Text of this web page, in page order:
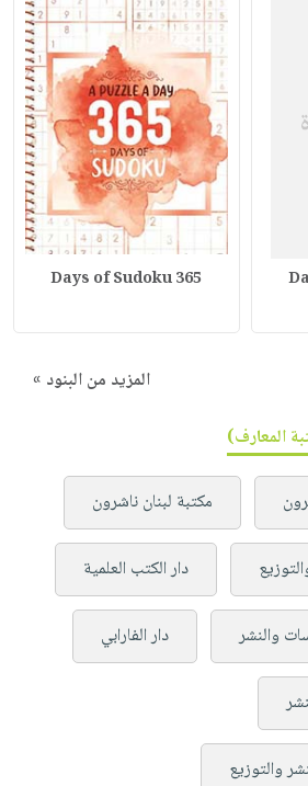
365 Days of Sudoku
المزيد من البنود »
المعارف)
مكتبة لبنان ناشرون
دار الكتب العلمية
والنشر دار الفارابي
والتوزيع